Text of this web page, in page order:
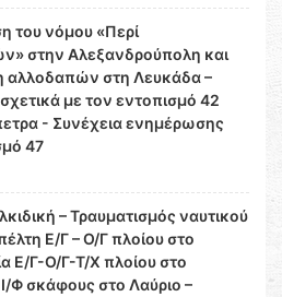
του νόμου «Περί
στην Αλεξανδρούπολη και
αλλοδαπών στη Λευκάδα –
με τον εντοπισμό 42
- Συνέχεια ενημέρωσης
47
– Τραυματισμός ναυτικού
Ε/Γ – Ο/Γ πλοίου στο
Ε/Γ-Ο/Γ-Τ/Χ πλοίου στο
Φ σκάφους στο Λαύριο –